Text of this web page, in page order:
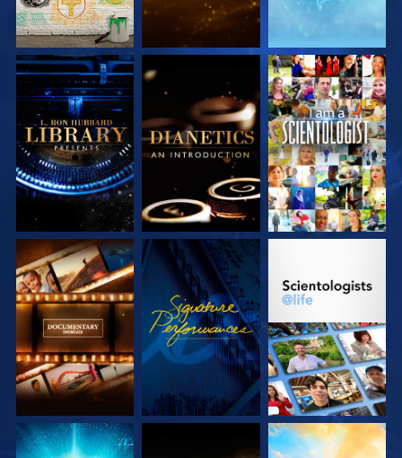
SERIE
ENTDECKEN
ENTDECKEN
ANSEHEN
SERIE
ENTDECKEN
ANSEHEN
SERIE